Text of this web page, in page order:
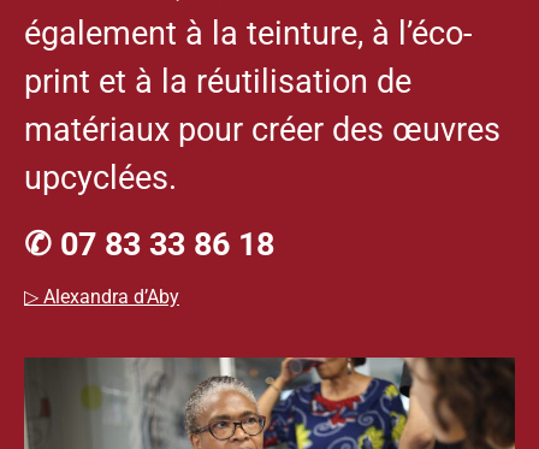
également à la teinture, à l’éco-
print et à la réutilisation de
matériaux pour créer des œuvres
upcyclées.
✆ 07 83 33 86 18
▷ Alexandra d’Aby